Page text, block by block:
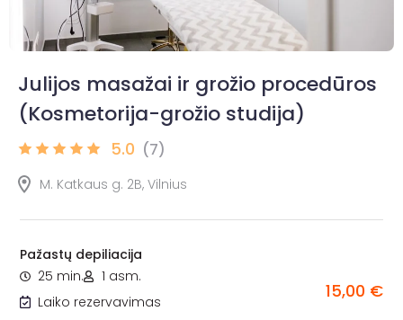
Julijos masažai ir grožio procedūros
(Kosmetorija-grožio studija)
5.0 (7)
M. Katkaus g. 2B, Vilnius
Pažastų depiliacija
25 min.
1 asm.
Laiko rezervavimas
15,00 €